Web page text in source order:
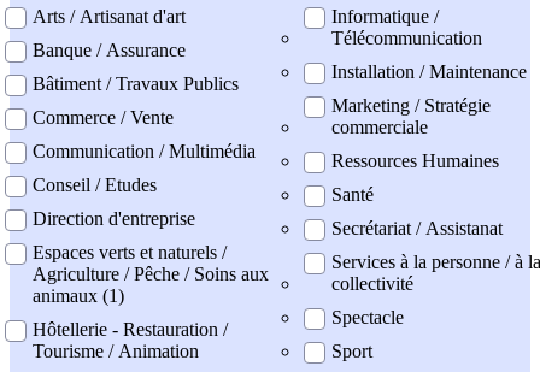
Arts / Artisanat d'art
Banque / Assurance
Bâtiment / Travaux Publics
Commerce / Vente
Communication / Multimédia
Conseil / Etudes
Direction d'entreprise
Espaces verts et naturels /
Agriculture / Pêche / Soins aux
animaux (1)
Hôtellerie - Restauration /
Tourisme / Animation
Informatique /
Télécommunication
Installation / Maintenance
Marketing / Stratégie
commerciale
Ressources Humaines
Santé
Secrétariat / Assistanat
Services à la personne / à la
collectivité
Spectacle
Sport